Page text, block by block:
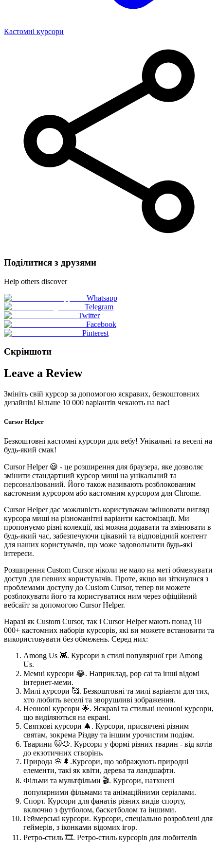
Кастомні курсори
Поділитися з друзями
Help others discover
Whatsapp
Telegram
Twitter
Facebook
Pinterest
Скріншоти
Leave a Review
Змініть свій курсор за допомогою яскравих, безкоштовних
дизайнів! Більше 10 000 варіантів чекають на вас!
Cursor Helper
Безкоштовні кастомні курсори для вебу! Унікальні та веселі на
будь-який смак!
Cursor Helper 😃 - це розширення для браузера, яке дозволяє
змінити стандартний курсор миші на унікальний та
персоналізований. Його також називають розблокованим
кастомним курсором або кастомним курсором для Chrome.
Cursor Helper дає можливість користувачам змінювати вигляд
курсора миші на різноманітні варіанти кастомізації. Ми
пропонуємо різні колекції, які можна додавати та змінювати в
будь-який час, забезпечуючи цікавий та відповідний контент
для наших користувачів, що може задовольнити будь-які
інтереси.
Розширення Custom Cursor ніколи не мало на меті обмежувати
доступ для певних користувачів. Проте, якщо ви зіткнулися з
проблемами доступу до Custom Cursor, тепер ви можете
розблокувати його та користуватися ним через офіційний
вебсайт за допомогою Cursor Helper.
Наразі як Custom Cursor, так і Cursor Helper мають понад 10
000+ кастомних наборів курсорів, які ви можете встановити та
використовувати без обмежень. Серед них:
Among Us 👾. Курсори в стилі популярної гри Among
Us.
Мемні курсори 😂. Наприклад, pop cat та інші відомі
інтернет-меми.
Милі курсори 🥰. Безкоштовні та милі варіанти для тих,
хто любить веселі та зворушливі зображення.
Неонові курсори 🌟. Яскраві та стильні неонові курсори,
що виділяються на екрані.
Святкові курсори 🎄. Курсори, присвячені різним
святам, зокрема Різдву та іншим урочистим подіям.
Тварини 🐱🐶. Курсори у формі різних тварин - від котів
до екзотичних створінь.
Природа 🌸🌲.Курсори, що зображують природні
елементи, такі як квіти, дерева та ландшафти.
Фільми та мультфільми 🎬. Курсори, натхнені
популярними фільмами та анімаційними серіалами.
Спорт. Курсори для фанатів різних видів спорту,
включно з футболом, баскетболом та іншими.
Геймерські курсори. Курсори, спеціально розроблені для
геймерів, з іконками відомих ігор.
Ретро-стиль 🎞️. Ретро-стиль курсорів для любителів